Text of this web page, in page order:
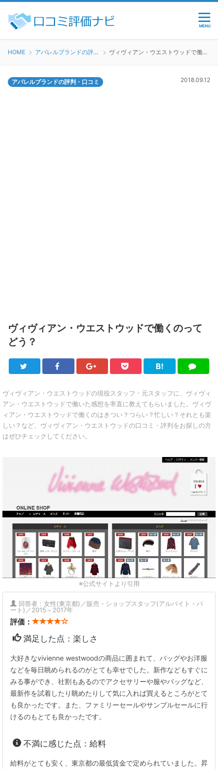
MENU
HOME アパレルブランドの評判・口コミ ヴィヴィアン・ウエストウッドで働くのってどう？
アパレルブランドの評判・口コミ 2018.09.12
ヴィヴィアン・ウエストウッドで働くのって
どう？
Twitter FacebookGoogle+Pocket
B!
は
ブ
LINE
ヴィヴィアン・ウエストウッドの現役スタッフ・元スタッフに、ヴィヴィ
アン・ウエストウッドで働いた感想を率直に教えてもらいました。ヴィヴ
ィアン・ウエストウッドで働くのはきつい？つらい？忙しい？それとも楽
しい？など、ヴィヴィアン・ウエストウッドの口コミ・評判をお探しの方
はぜひチェックしてください。
※公式サイトより引用
回答者：女性(東京都)／販売・ショップスタッフ(アルバイト・パ
ート)／2015～2017年
評価：
満足した点：楽しさ
大好きなvivienne westwoodの商品に囲まれて、バッグやお洋服
などを毎日眺められるのがとても幸せでした。新作などもすぐに
みる事ができ、社割もあるのでアクセサリーや服やバッグなど、
最新作を試着したり眺めたりして気に入れば買えるところがとて
も良かったです。また、ファミリーセールやサンプルセールに行
けるのもとても良かったです。
不満に感じた点：給料
給料がとても安く、東京都の最低賃金で定められていました。昇